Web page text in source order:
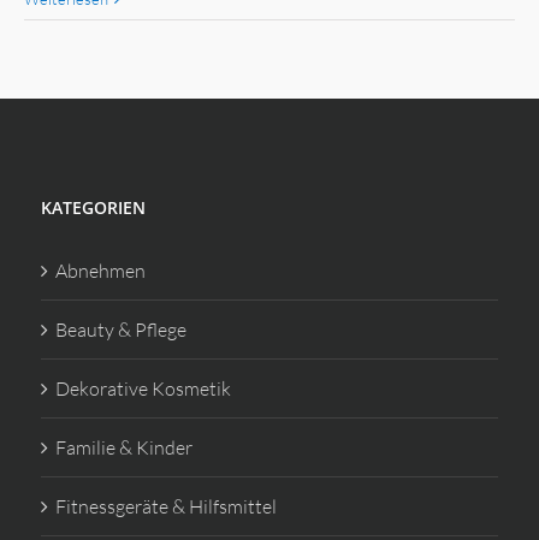
KATEGORIEN
Abnehmen
Beauty & Pflege
Dekorative Kosmetik
Familie & Kinder
Fitnessgeräte & Hilfsmittel